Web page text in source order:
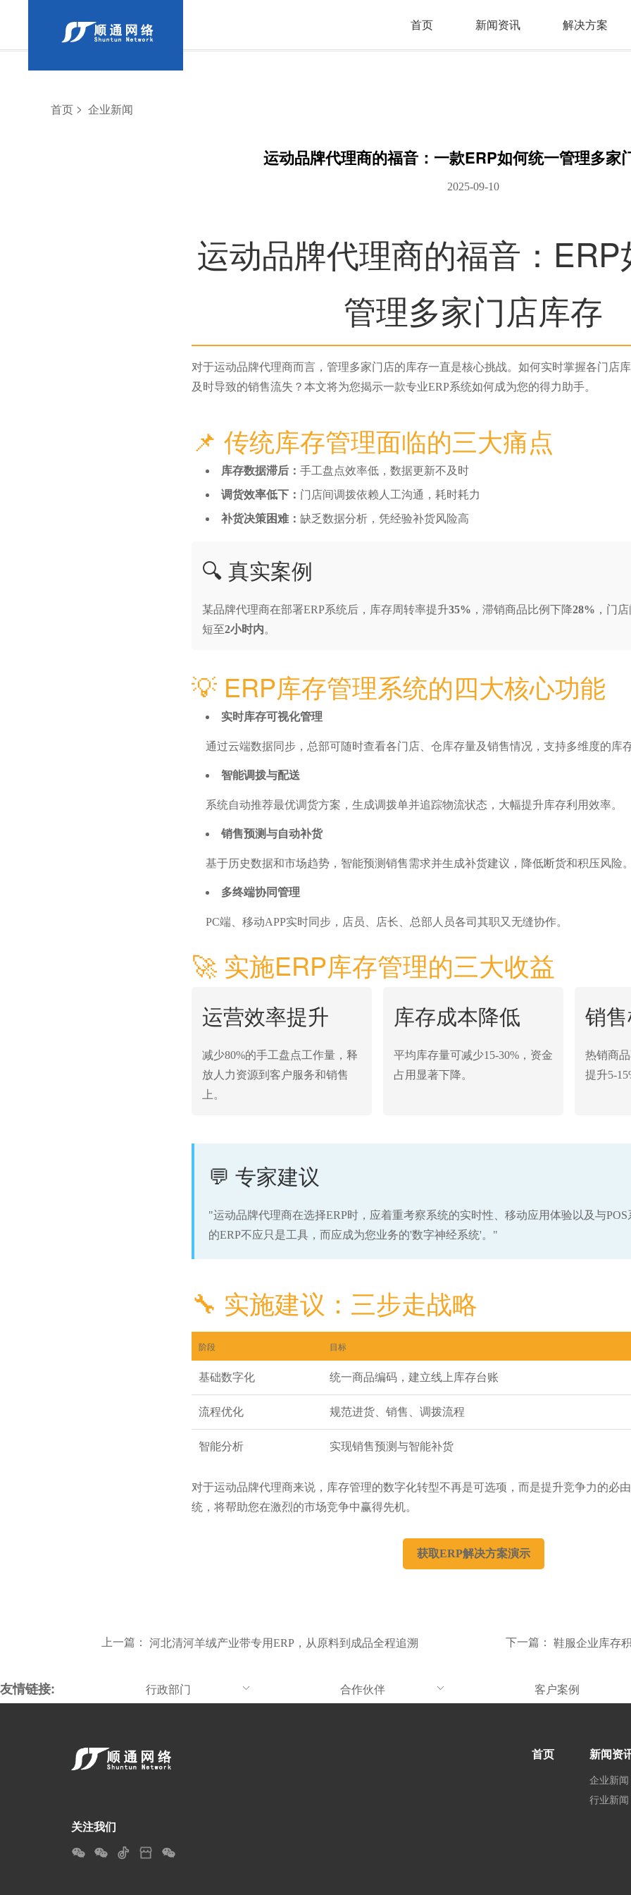
首页 新闻资讯 解决方案
首页 > 企业新闻
运动品牌代理商的福音：一款ERP如何统一管理多家
2025-09-10
运动品牌代理商的福音：
管理多家门店库存
对于运动品牌代理商而言，管理多家门店的库存一直是核心挑战。如何实时掌握各门店
及时导致的销售流失？本文将为您揭示一款专业ERP系统如何成为您的得力助手。
📌 传统库存管理面临的三大痛点
库存数据滞后： 手工盘点效率低，数据更新不及时
调货效率低下： 门店间调拨依赖人工沟通，耗时耗力
补货决策困难： 缺乏数据分析，凭经验补货风险高
🔍 真实案例
某品牌代理商在部署ERP系统后，库存周转率提升35% ，滞销商品比例下降28% ，门
短至2小时内。
💡 ERP库存管理系统的四大核心功能
实时库存可视化管理
通过云端数据同步，总部可随时查看各门店、仓库存量及销售情况，支持多维度的库
智能调拨与配送
系统自动推荐最优调货方案，生成调拨单并追踪物流状态，大幅提升库存利用效率。
销售预测与自动补货
基于历史数据和市场趋势，智能预测销售需求并生成补货建议，降低断货和积压风险。
多终端协同管理
PC端、移动APP实时同步，店员、店长、总部人员各司其职又无缝协作。
🚀 实施ERP库存管理的三大收益
运营效率提升
减少80%的手工盘点工作量，释
放人力资源到客户服务和销售
上。
库存成本降低
平均库存量可减少15-30%，资金
占用显著下降。
销
热销商
提升5-
💬 专家建议
"运动品牌代理商在选择ERP时，应着重考察系统的实时性、移动应用体验以及与
的ERP不应只是工具，而应成为您业务的'数字神经系统'。"
🔧 实施建议：三步走战略
阶段 目标
基础数字化 统一商品编码，建立线上库存台账
流程优化 规范进货、销售、调拨流程
智能分析 实现销售预测与智能补货
对于运动品牌代理商来说，库存管理的数字化转型不再是可选项，而是提升竞争力的必
统，将帮助您在激烈的市场竞争中赢得先机。
获取ERP解决方案演示
上一篇： 河北清河羊绒产业带专用ERP，从原料到成品全程追溯 下一篇： 鞋服企业库存
友情链接: 行政部门 合作伙伴 客户案例
关注我们
首页 新闻资
企业新闻
行业新闻